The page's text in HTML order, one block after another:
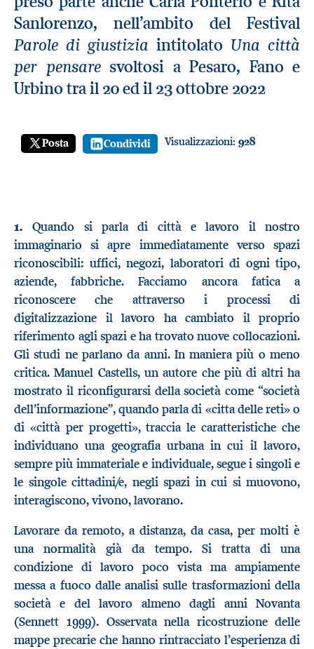
Sanlorenzo, nell’ambito del Festival
Parole di giustizia intitolato Una città
per pensaresvoltosi a Pesaro, Fano e
Urbino tra il 20 ed il 23 ottobre 2022
Posta Condividi Visualizzazioni: 928
1. Quando si parla di città e lavoro il nostro
immaginario si apre immediatamente verso spazi
riconoscibili: uffici, negozi, laboratori di ogni tipo,
aziende, fabbriche. Facciamo ancora fatica a
riconoscere che attraverso i processi di
digitalizzazione il lavoro ha cambiato il proprio
riferimento agli spazi e ha trovato nuove collocazioni.
Gli studi ne parlano da anni. In maniera più o meno
critica. Manuel Castells, un autore che più di altri ha
mostrato il riconfigurarsi della società come “società
dell’informazione”, quando parla di «citta delle reti» o
di «città per progetti», traccia le caratteristiche che
individuano una geografia urbana in cui il lavoro,
sempre più immateriale e individuale, segue i singoli e
le singole cittadini/e, negli spazi in cui si muovono,
interagiscono, vivono, lavorano.
Lavorare da remoto, a distanza, da casa, per molti è
una normalità già da tempo. Si tratta di una
condizione di lavoro poco vista ma ampiamente
messa a fuoco dalle analisi sulle trasformazioni della
società e del lavoro almeno dagli anni Novanta
(Sennett 1999). Osservata nella ricostruzione delle
mappe precarie che hanno rintracciato l’esperienza di